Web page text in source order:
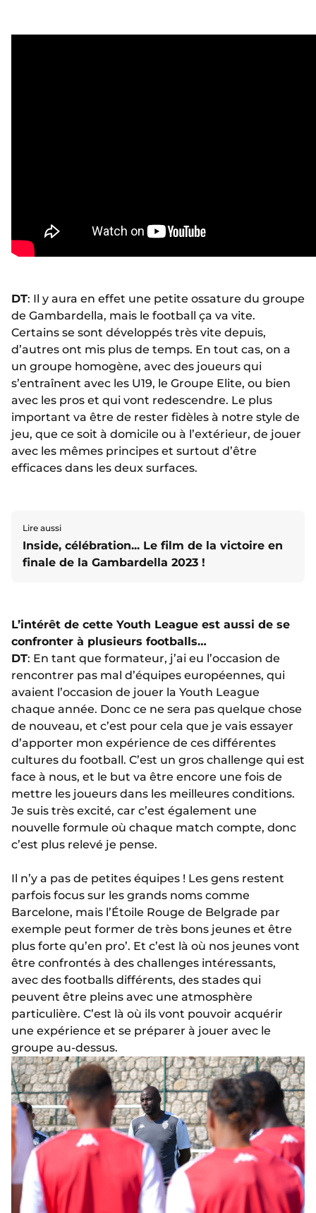
DT: Il y aura en effet une petite ossature du groupe
de Gambardella, mais le football ça va vite.
Certains se sont développés très vite depuis,
d’autres ont mis plus de temps. En tout cas, on a
un groupe homogène, avec des joueurs qui
s’entraînent avec les U19, le Groupe Elite, ou bien
avec les pros et qui vont redescendre. Le plus
important va être de rester fidèles à notre style de
jeu, que ce soit à domicile ou à l’extérieur, de jouer
avec les mêmes principes et surtout d’être
efficaces dans les deux surfaces.
Lire aussi
Inside, célébration... Le film de la victoire en
finale de la Gambardella 2023 !
L’intérêt de cette Youth League est aussi de se
confronter à plusieurs footballs…
DT: En tant que formateur, j’ai eu l’occasion de
rencontrer pas mal d’équipes européennes, qui
avaient l’occasion de jouer la Youth League
chaque année. Donc ce ne sera pas quelque chose
de nouveau, et c’est pour cela que je vais essayer
d’apporter mon expérience de ces différentes
cultures du football. C’est un gros challenge qui est
face à nous, et le but va être encore une fois de
mettre les joueurs dans les meilleures conditions.
Je suis très excité, car c’est également une
nouvelle formule où chaque match compte, donc
c’est plus relevé je pense.
Il n’y a pas de petites équipes ! Les gens restent
parfois focus sur les grands noms comme
Barcelone, mais l’Étoile Rouge de Belgrade par
exemple peut former de très bons jeunes et être
plus forte qu’en pro’. Et c’est là où nos jeunes vont
être confrontés à des challenges intéressants,
avec des footballs différents, des stades qui
peuvent être pleins avec une atmosphère
particulière. C’est là où ils vont pouvoir acquérir
une expérience et se préparer à jouer avec le
groupe au-dessus.